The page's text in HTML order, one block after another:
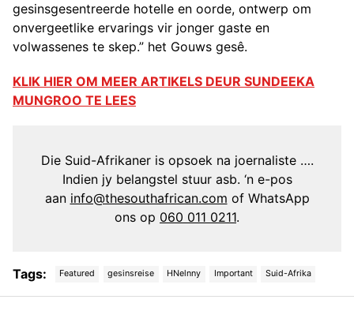
gesinsgesentreerde hotelle en oorde, ontwerp om
onvergeetlike ervarings vir jonger gaste en
volwassenes te skep.” het Gouws gesê.
KLIK HIER OM MEER ARTIKELS DEUR SUNDEEKA
MUNGROO TE LEES
Die Suid-Afrikaner is opsoek na joernaliste ….
Indien jy belangstel stuur asb. ‘n e-pos
aan info@thesouthafrican.com of WhatsApp
ons op 060 011 0211.
Tags: Featured gesinsreise HNelnny Important Suid-Afrika